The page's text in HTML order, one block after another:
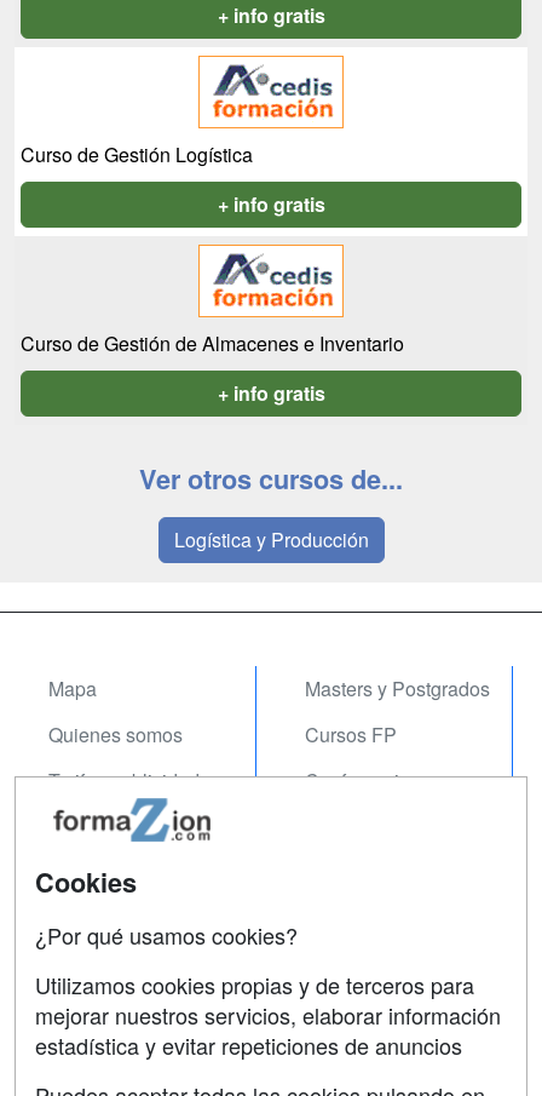
+ info gratis
Curso de Gestión Logística
+ info gratis
Curso de Gestión de Almacenes e Inventario
+ info gratis
Ver otros cursos de...
Logística y Producción
Mapa
Quienes somos
Tarifas publicidad
Acceso Usuarios
Acceso Centros
Masters y Postgrados
Cursos FP
Conferencias
Contactar
Confidencialidad
Aviso legal
Cookies
¿Por qué usamos cookies?
Utilizamos cookies propias y de terceros para
mejorar nuestros servicios, elaborar información
estadística y evitar repeticiones de anuncios